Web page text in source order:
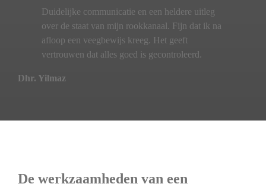
Duidelijke communicatie en een heldere uitleg
over de staat van mijn rookkanaal. Fijn dat ik na
afloop een veegbewijs kreeg. Het geeft
vertrouwen dat alles goed is gecontroleerd.
Dhr. Yilmaz
De werkzaamheden van een